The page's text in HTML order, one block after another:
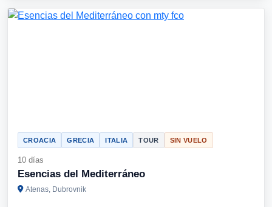
CROACIA GRECIA ITALIA TOUR SIN VUELO
10 días
Esencias del Mediterráneo
Atenas, Dubrovnik